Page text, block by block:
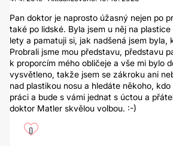
Pan doktor je naprosto úžasný nejen po
také po lidské. Byla jsem u něj na
lety a pamatuji si, jak nadšená jsem byla,
Probrali jsme mou představu, představu
k proporcím mého obličeje a vše mi bylo
vysvětleno, takže jsem se zákroku ani
nad plastikou nosu a hledáte někoho,
práci a bude s vámi jednat s úctou a
doktor Matler skvělou volbou. :-)
0